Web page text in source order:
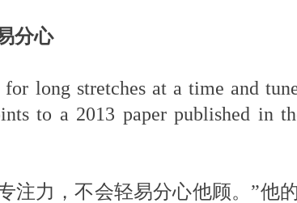
分心
long stretches at a time and
to a 2013 paper published in
注力，不会轻易分心他顾。”他